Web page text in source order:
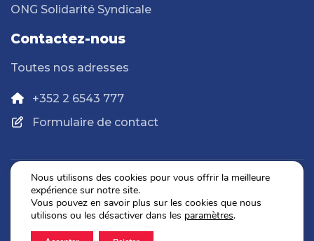
ONG Solidarité Syndicale
Contactez-nous
Toutes nos adresses
+352 2 6543 777
Formulaire de contact
Politique de confidentialité
Mentions légales
Nous utilisons des cookies pour vous offrir la meilleure
expérience sur notre site.
Vous pouvez en savoir plus sur les cookies que nous
utilisons ou les désactiver dans les paramètres.